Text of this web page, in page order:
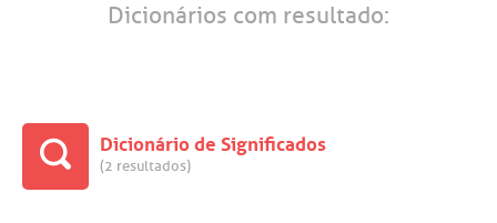
Dicionários com resultado:
Dicionário de Significados
(2 resultados)